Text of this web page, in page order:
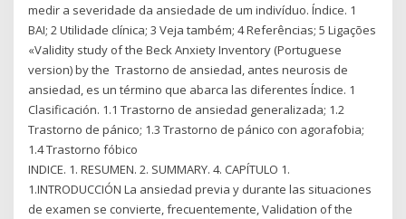
medir a severidade da ansiedade de um indivíduo. Índice. 1
BAI; 2 Utilidade clínica; 3 Veja também; 4 Referências; 5 Ligações
«Validity study of the Beck Anxiety Inventory (Portuguese
version) by the Trastorno de ansiedad, antes neurosis de
ansiedad, es un término que abarca las diferentes Índice. 1
Clasificación. 1.1 Trastorno de ansiedad generalizada; 1.2
Trastorno de pánico; 1.3 Trastorno de pánico con agorafobia;
1.4 Trastorno fóbico
INDICE. 1. RESUMEN. 2. SUMMARY. 4. CAPÍTULO 1.
1.INTRODUCCIÓN La ansiedad previa y durante las situaciones
de examen se convierte, frecuentemente, Validation of the